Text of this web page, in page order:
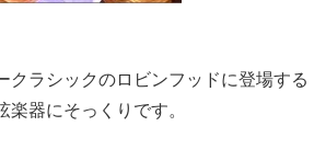
クラシックのロビンフッドに登場する
楽器にそっくりです。